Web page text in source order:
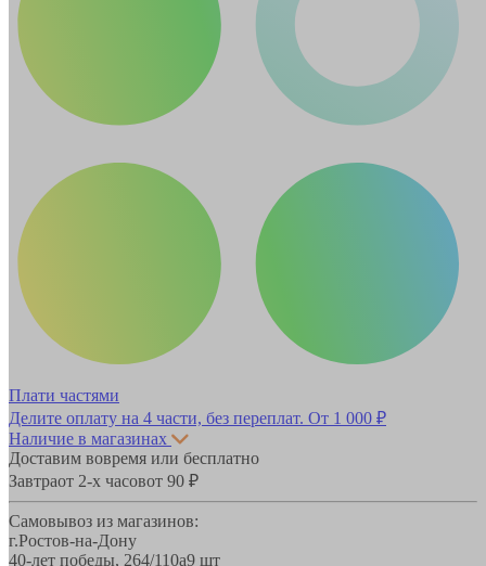
Плати частями
Делите оплату на 4 части, без переплат. От 1 000 ₽
Наличие в магазинах
Доставим вовремя или бесплатно
Завтраот 2-х часовот 90 ₽
Самовывоз из магазинов:
г.Ростов-на-Дону
40-лет победы, 264/110а9 шт